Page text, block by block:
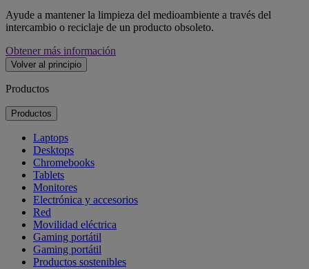
Ayude a mantener la limpieza del medioambiente a través del
intercambio o reciclaje de un producto obsoleto.
Obtener más información
Volver al principio
Productos
Productos
Laptops
Desktops
Chromebooks
Tablets
Monitores
Electrónica y accesorios
Red
Movilidad eléctrica
Gaming portátil
Gaming portátil
Productos sostenibles